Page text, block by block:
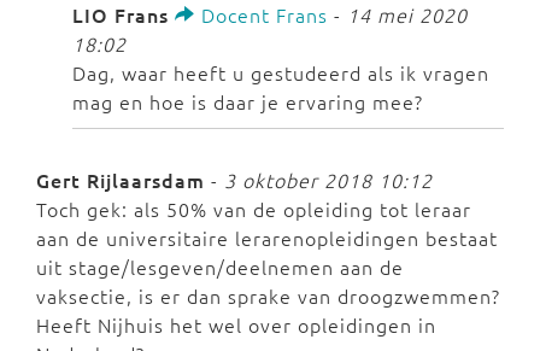
LIO Frans Docent Frans - 14 mei 2020
18:02
Dag, waar heeft u gestudeerd als ik vragen
mag en hoe is daar je ervaring mee?
Gert Rijlaarsdam - 3 oktober 2018 10:12
Toch gek: als 50% van de opleiding tot leraar
aan de universitaire lerarenopleidingen bestaat
uit stage/lesgeven/deelnemen aan de
vaksectie, is er dan sprake van droogzwemmen?
Heeft Nijhuis het wel over opleidingen in